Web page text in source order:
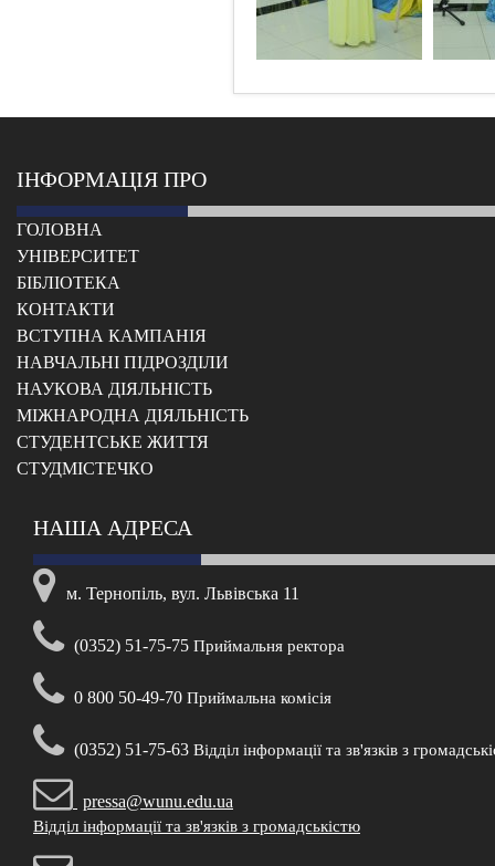
ІНФОРМАЦІЯ ПРО
ГОЛОВНА
УНІВЕРСИТЕТ
БІБЛІОТЕКА
КОНТАКТИ
ВСТУПНА КАМПАНІЯ
НАВЧАЛЬНІ ПІДРОЗДІЛИ
НАУКОВА ДІЯЛЬНІСТЬ
МІЖНАРОДНА ДІЯЛЬНІСТЬ
CТУДЕНТСЬКЕ ЖИТТЯ
CТУДМІСТЕЧКО
НАША АДРЕСА
м. Тернопіль, вул. Львівська 11
(0352) 51-75-75 Приймальня ректора
0 800 50-49-70 Приймальна комісія
(0352) 51-75-63 Відділ інформації та зв'язків з
pressa@wunu.edu.ua
Відділ інформації та зв'язків з громадськістю